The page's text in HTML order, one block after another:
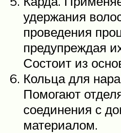
удержания
проведения
предупреждая
Состоит из
Кольца для
Помогают
соединения с
материалом.